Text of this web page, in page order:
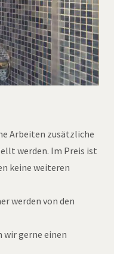
Arbeiten zusätzliche
werden. Im Preis ist
keine weiteren
werden von den
wir gerne einen